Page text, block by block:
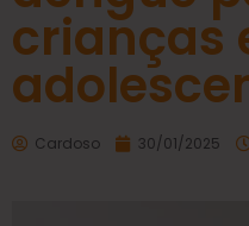
crianças
Cardoso 30/01/2025